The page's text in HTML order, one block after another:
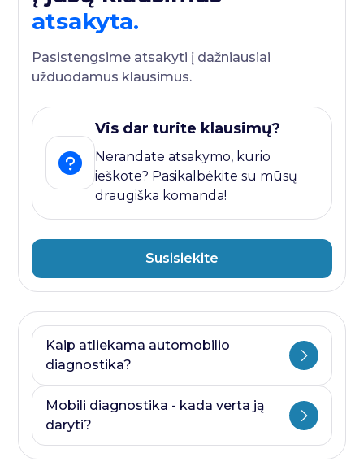
atsakyta.
Pasistengsime atsakyti į dažniausiai
užduodamus klausimus.
Vis dar turite klausimų?
Nerandate atsakymo, kurio
ieškote? Pasikalbėkite su mūsų
draugiška komanda!
Susisiekite
Kaip atliekama automobilio
diagnostika?
Ji visada prasideda nuo kompiuterines
diagnostikos ir baigiasi papildomais
Mobili diagnostika - kada verta ją
daryti?